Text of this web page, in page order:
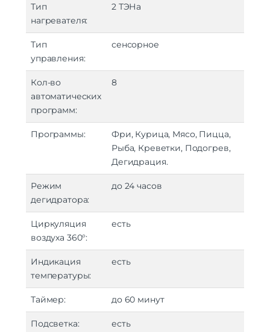
Тип
нагревателя:
2 ТЭНа
Тип
управления:
сенсорное
Кол-во
автоматических
программ:
8
Программы:
Фри, Курица, Мясо, Пицца,
Рыба, Креветки, Подогрев,
Дегидрация.
Режим
дегидратора:
до 24 часов
Циркуляция
воздуха 360°:
есть
Индикация
температуры:
есть
Таймер: до 60 минут
Подсветка: есть